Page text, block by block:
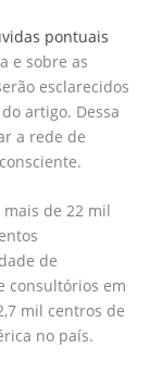
pontuais
e sobre as
esclarecidos
artigo. Dessa
a rede de
de 22 mil
de
consultórios em
mil centros de
no país.